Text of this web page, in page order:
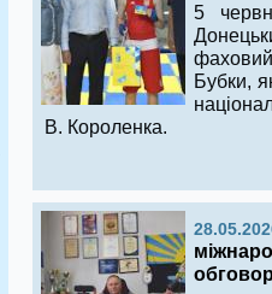
5
Бубки,
В. Короленка.